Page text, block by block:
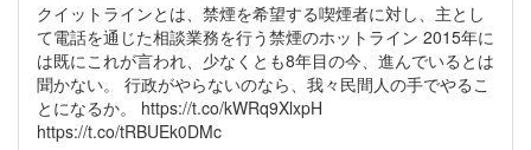
クイットラインとは、禁煙を希望する喫煙者に対し、主とし
て電話を通じた相談業務を行う禁煙のホットライン 2015年に
は既にこれが言われ、少なくとも8年目の今、進んでいるとは
聞かない。 行政がやらないのなら、我々民間人の手でやるこ
とになるか。 https://t.co/kWRq9XlxpH
https://t.co/tRBUEk0DMc